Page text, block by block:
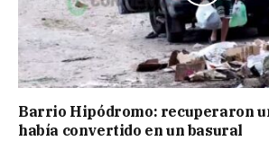
Barrio Hipódromo: recuperaron
había convertido en un basural